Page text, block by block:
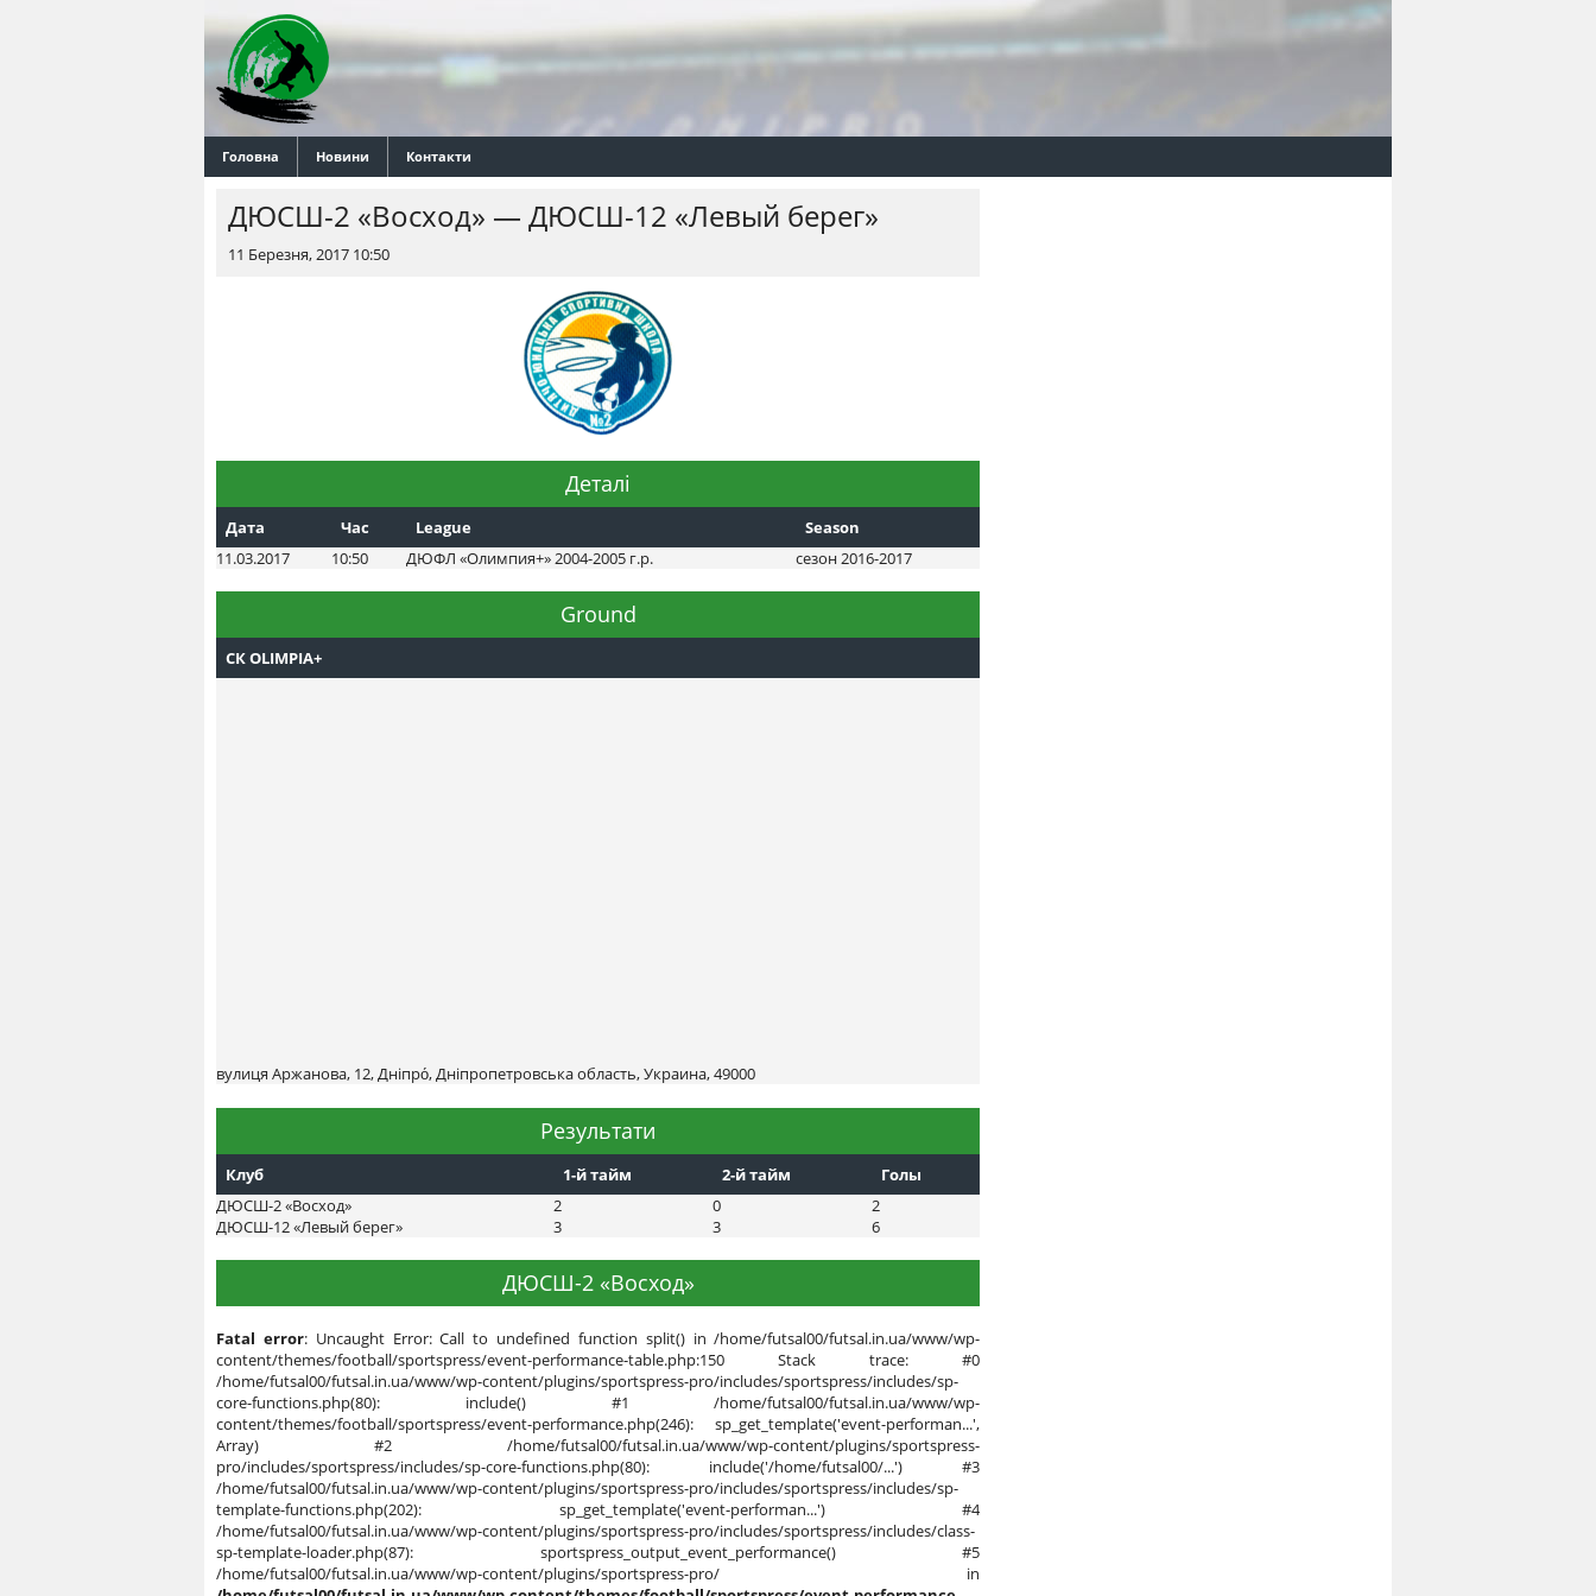
Головна Новини Контакти
ДЮСШ-2 «Восход» — ДЮСШ-12 «Левый берег»
11 Березня, 2017 10:50
Деталі
Дата Час League
Season
11.03.2017
10:50 ДЮФЛ «Олимпия+» 2004-2005 г.р. сезон 2016-2017
Ground
СК OLIMPIA+
вулиця Аржанова, 12, Дніпро́, Дніпропетровська область, Украина, 49000
Результати
Клуб 1-й тайм 2-й тайм
Голы
ДЮСШ-2 «Восход»
2 0
2
ДЮСШ-12 «Левый берег»
3 3 6
ДЮСШ-2 «Восход»
Fatal error: Uncaught Error: Call to undefined function split() in /home/futsal00/futsal.in.ua/www/wp-
content/themes/football/sportspress/event-performance-table.php:150 Stack trace: #0
/home/futsal00/futsal.in.ua/www/wp-content/plugins/sportspress-pro/includes/sportspress/includes/sp-
core-functions.php(80): include() #1 /home/futsal00/futsal.in.ua/www/wp-
content/themes/football/sportspress/event-performance.php(246): sp_get_template('event-performan...',
Array) #2 /home/futsal00/futsal.in.ua/www/wp-content/plugins/sportspress-
pro/includes/sportspress/includes/sp-core-functions.php(80): include('/home/futsal00/...') #3
/home/futsal00/futsal.in.ua/www/wp-content/plugins/sportspress-pro/includes/sportspress/includes/sp-
template-functions.php(202): sp_get_template('event-performan...') #4
/home/futsal00/futsal.in.ua/www/wp-content/plugins/sportspress-pro/includes/sportspress/includes/class-
sp-template-loader.php(87): sportspress_output_event_performance() #5
/home/futsal00/futsal.in.ua/www/wp-content/plugins/sportspress-pro/ in